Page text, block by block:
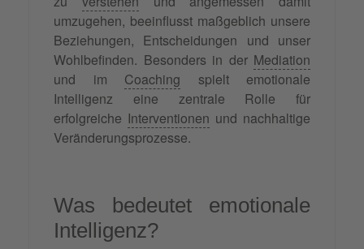
umzugehen, beeinflusst maßgeblich unsere
Beziehungen, Entscheidungen und unser
Wohlbefinden. Besonders in der Mediation
und im Coaching spielt emotionale
Intelligenz eine zentrale Rolle für
erfolgreiche Interventionen und nachhaltige
Veränderungsprozesse.
Was bedeutet emotionale
Intelligenz?